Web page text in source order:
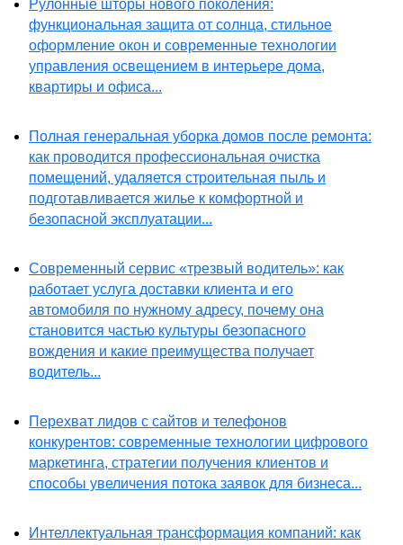
Рулонные шторы нового поколения:
функциональная защита от солнца, стильное
оформление окон и современные технологии
управления освещением в интерьере дома,
квартиры и офиса...
Полная генеральная уборка домов после ремонта:
как проводится профессиональная очистка
помещений, удаляется строительная пыль и
подготавливается жилье к комфортной и
безопасной эксплуатации...
Современный сервис «трезвый водитель»: как
работает услуга доставки клиента и его
автомобиля по нужному адресу, почему она
становится частью культуры безопасного
вождения и какие преимущества получает
водитель...
Перехват лидов с сайтов и телефонов
конкурентов: современные технологии цифрового
маркетинга, стратегии получения клиентов и
способы увеличения потока заявок для бизнеса...
Интеллектуальная трансформация компаний: как